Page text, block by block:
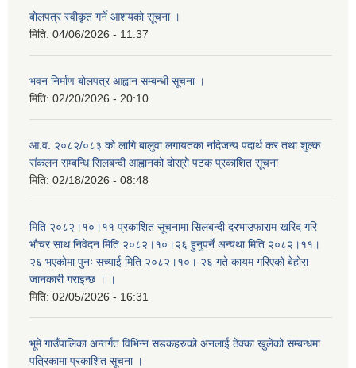
बोलपत्र स्वीकृत गर्ने आशयको सूचना ।
मिति: 04/06/2026 - 11:37
भवन निर्माण बोलपत्र आह्वान सम्बन्धी सूचना ।
मिति: 02/20/2026 - 20:10
आ.व. २०८२/०८३ को लागि बालुवा लगायतका नदिजन्य पदार्थ कर तथा शुल्क
संकलन सम्बन्धि सिलबन्दी आह्वानको दोस्रो पटक प्रकाशित सूचना
मिति: 02/18/2026 - 08:48
मिति २०८२।१०।११ प्रकाशित सूचनामा सिलबन्दी दरभाउफाराम खरिद गरि
भौचर साथ निवेदन मिति २०८२।१०।२६ हुनुपर्ने अन्यथा मिति २०८२।११।
२६ भएकोमा पुनः सच्याई मिति २०८२।१०। २६ गते कायम गरिएको बेहोरा
जानकारी गराइन्छ । ।
मिति: 02/05/2026 - 16:31
भूमे गाउँपालिका अन्तर्गत विभिन्न सडकहरुको अनलाई ठेक्का खुलेको सम्बन्धमा
पत्रिकामा प्रकाशित सूचना ।